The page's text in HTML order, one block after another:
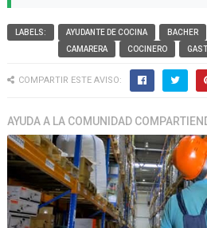
LABELS: AYUDANTE DE COCINA BACHER
CAMARERA
COCINERO
COMPARTIR ESTE AVISO:
AYUDA A LA COMUNIDAD